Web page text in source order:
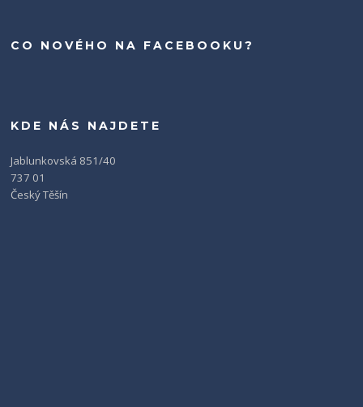
CO NOVÉHO NA FACEBOOKU?
KDE NÁS NAJDETE
Jablunkovská 851/40
737 01
Český Těšín